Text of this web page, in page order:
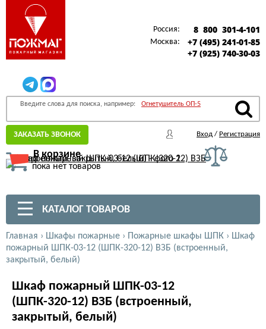
Россия: 8 800 301-4-101
Москва:
+7 (495) 241-01-85
+7 (925) 740-30-03
Введите слова для поиска, например: Огнетушитель ОП-5
ЗАКАЗАТЬ ЗВОНОК Вход / Регистрация
В корзине
пока нет товаров
КАТАЛОГ ТОВАРОВ
Главная › Шкафы пожарные › Пожарные шкафы ШПК › Шкаф
пожарный ШПК-03-12 (ШПК-320-12) ВЗБ (встроенный,
закрытый, белый)
Шкаф пожарный ШПК-03-12
(ШПК-320-12) ВЗБ (встроенный,
закрытый, белый)